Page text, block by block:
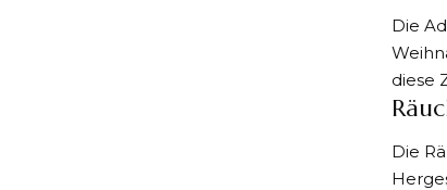
Die
diese
Die